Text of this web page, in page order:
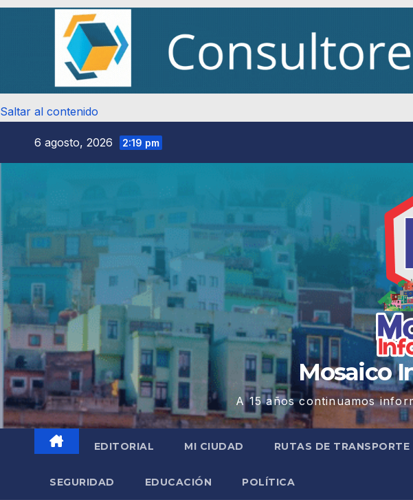
Saltar al contenido
6 agosto, 2026 2:19 pm
Mosaico
A 15 años continuamos
EDITORIAL MI CIUDAD RUTAS DE TRANSPORTE
SEGURIDAD EDUCACIÓN POLÍTICA